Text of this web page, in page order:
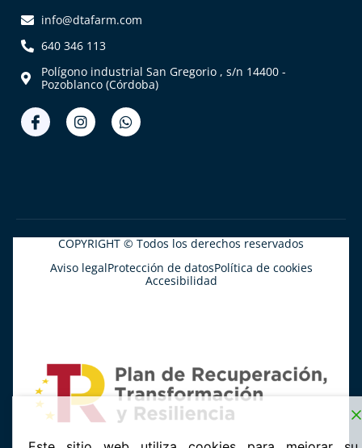
info@dtafarm.com
640 346 113
Polígono industrial San Gregorio , s/n 14400 -
Pozoblanco (Córdoba)
COPYRIGHT © Todos los derechos reservados
Aviso legalProtección de datosPolítica de cookies
Accesibilidad